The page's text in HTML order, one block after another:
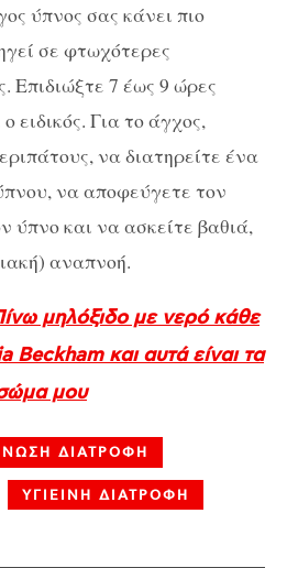
ύπνος σας κάνει πιο
σε φτωχότερες
Επιδιώξτε 7 έως 9 ώρες
ειδικός. Για το άγχος,
να διατηρείτε ένα
να αποφεύγετε τον
ύπνο και να ασκείτε βαθιά,
αναπνοή.
μηλόξιδο με νερό κάθε
και αυτά είναι τα
μου
ΔΙΑΤΡΟΦΗ
ΥΓΙΕΙΝΗ ΔΙΑΤΡΟΦΗ